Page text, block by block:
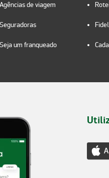
Agências de viagem
Seguradoras
Seja um franqueado